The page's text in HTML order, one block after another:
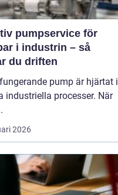
pumpservice för
i industrin – så
du driften
pump är hjärtat i
industriella processer. När
2026